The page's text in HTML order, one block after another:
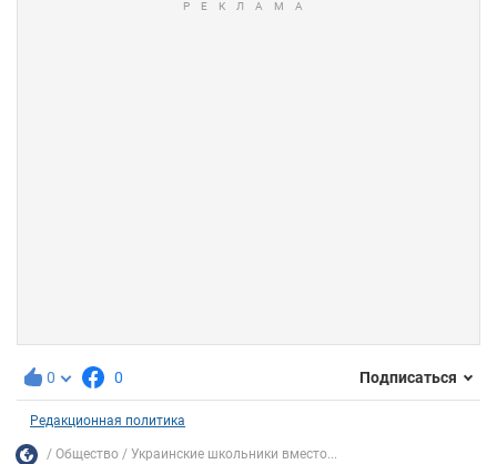
0 0 Подписаться
Редакционная политика
Общество Украинские школьники вместо...